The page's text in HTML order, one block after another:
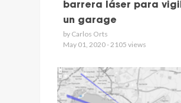
barrera láser para
un garage
by Carlos Orts
May 01, 2020 - 2105 views